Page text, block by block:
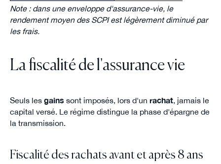
Note : dans une enveloppe d'assurance-vie, le
rendement moyen des SCPI est légèrement diminué par
les frais.
La fiscalité de l'assurance vie
Seuls les gains sont imposés, lors d'un rachat, jamais le
capital versé. Le régime distingue la phase d'épargne de
la transmission.
Fiscalité des rachats avant et après 8 ans